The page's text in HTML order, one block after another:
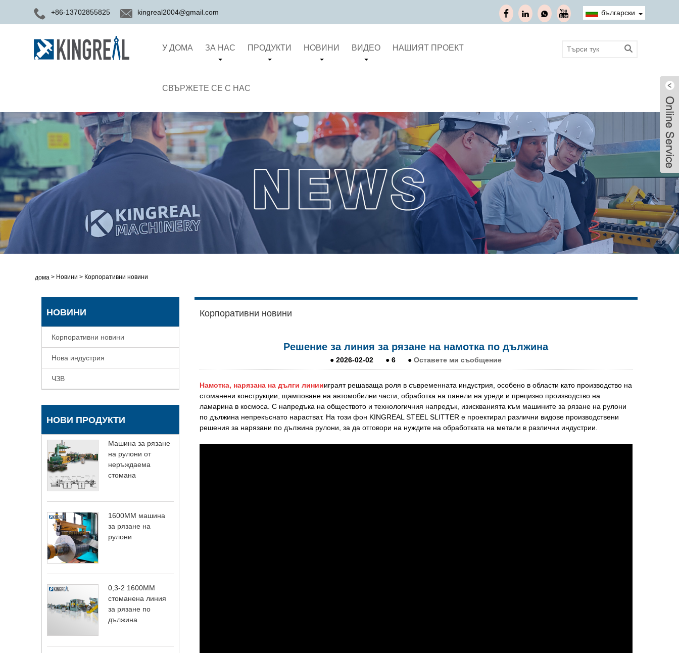
+86-13702855825 kingreal2004@gmail.com български
У ДОМА ЗА НАС ПРОДУКТИ НОВИНИ ВИДЕО НАШИЯТ ПРОЕКТ
СВЪРЖЕТЕ СЕ С НАС
У дома > Новини > Корпоративни новини
НОВИНИ
Корпоративни новини
Нова индустрия
ЧЗВ
НОВИ ПРОДУКТИ
Машина за рязане
на рулони от
неръждаема
стомана
1600MM машина
за рязане на
рулони
0,3-2 1600MM
стоманена линия
за рязане по
дължина
Корпоративни новини
Решение за линия за рязане на намотка по дължина
●2026-02-02 ●6 ●Оставете ми съобщение
Намотка, нарязана на дълги линиииграят решаваща роля в съвременната индустрия, особено в области като производство на
стоманени конструкции, щамповане на автомобилни части, обработка на панели на уреди и прецизно производство на
ламарина в космоса. С напредъка на обществото и технологичния напредък, изискванията към машините за рязане на рулони
по дължина непрекъснато нарастват. На този фон KINGREAL STEEL SLITTER е проектирал различни видове производствени
решения за нарязани по дължина рулони, за да отговори на нуждите на обработката на метали в различни индустрии.